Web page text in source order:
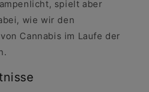
spielt aber
wie wir den
Cannabis im Laufe der